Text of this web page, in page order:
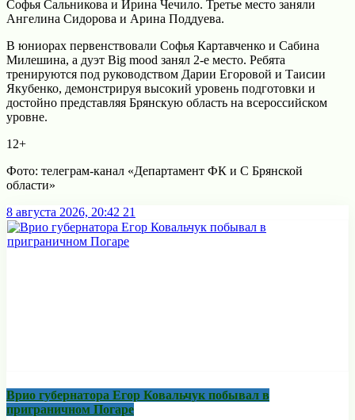
Софья Сальникова и Ирина Чечило. Третье место заняли
Ангелина Сидорова и Арина Поддуева.
В юниорах первенствовали Софья Картавченко и Сабина
Милешина, а дуэт Big mood занял 2-е место. Ребята
тренируются под руководством Дарии Егоровой и Таисии
Якубенко, демонстрируя высокий уровень подготовки и
достойно представляя Брянскую область на всероссийском
уровне.
12+
Фото: телеграм-канал «Департамент ФК и С Брянской
области»
8 августа 2026, 20:42 21
Врио губернатора Егор Ковальчук побывал в
приграничном Погаре